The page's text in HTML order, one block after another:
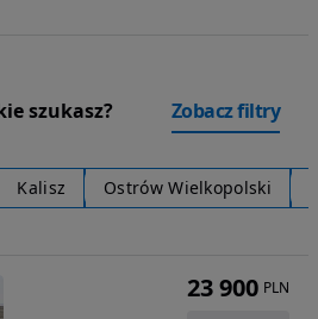
szukasz? Zobacz filtry
Kalisz Ostrów Wielkopolski
23 900 PLN